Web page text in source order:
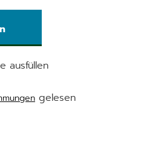
ausfüllen
gelesen